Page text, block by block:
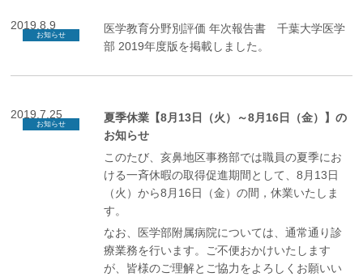
2019.8.9
お知らせ
医学教育分野別評価 年次報告書 千葉大学医学
部 2019年度版を掲載しました。
2019.7.25
お知らせ
夏季休業【8月13日（火）～8月16日（金）】の
お知らせ
このたび、亥鼻地区事務部では職員の夏季にお
ける一斉休暇の取得促進期間として、8月13日
（火）から8月16日（金）の間，休業いたしま
す。
なお、医学部附属病院については、通常通り診
療業務を行います。ご不便おかけいたします
が、皆様のご理解とご協力をよろしくお願いい